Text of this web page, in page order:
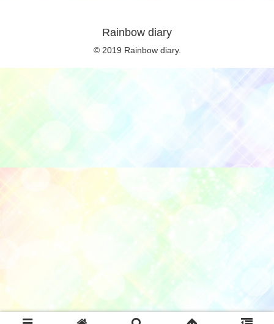
Rainbow diary
© 2019 Rainbow diary.